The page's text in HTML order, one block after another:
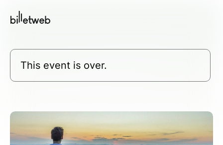
This event is over.